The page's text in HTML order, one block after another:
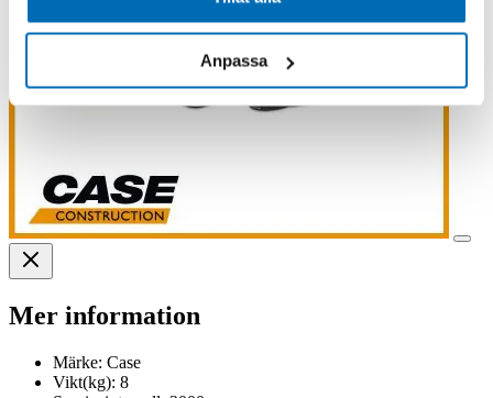
Anpassa
Mer information
Märke: Case
Vikt(kg): 8